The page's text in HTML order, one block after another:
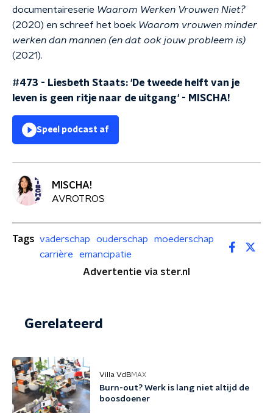
documentaireserie Waarom Werken Vrouwen Niet?
(2020) en schreef het boek Waarom vrouwen minder
werken dan mannen (en dat ook jouw probleem is)
(2021).
#473 - Liesbeth Staats: 'De tweede helft van je
leven is geen ritje naar de uitgang' - MISCHA!
Speel podcast af
MISCHA!
AVROTROS
Tags vaderschap ouderschap
moederschap
carrière
emancipatie
Advertentie via ster.nl
Gerelateerd
Villa VdBMAX
Burn-out? Werk is lang niet altijd de
boosdoener